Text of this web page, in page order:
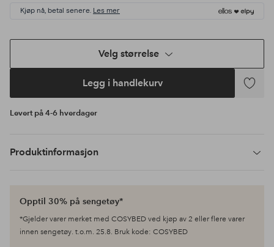
Kjøp nå, betal senere. Les mer
Velg størrelse
Legg i handlekurv
Legg
Levert på 4-6 hverdager
Produktinformasjon
Opptil 30% på sengetøy*
*Gjelder varer merket med COSYBED ved kjøp av 2 eller flere varer
innen sengetøy. t.o.m. 25.8. Bruk kode: COSYBED